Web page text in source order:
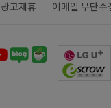
광고제휴 이메일 무단수